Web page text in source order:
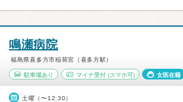
鳴瀬病院
福島県喜多方市稲荷宮（喜多方駅）
駐車場あり マイナ受付(スマホ可) 女医在籍
土曜（〜12:30）